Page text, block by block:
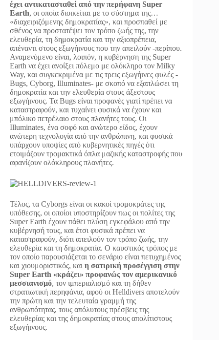
έχει αντικατασταθεί από την περήφανη Super
Earth, οι οποία διοικείται με το σύστημα της…
«διαχειριζόμενης δημοκρατίας», και προσπαθεί με
σθένος να προστατέψει τον τρόπο ζωής της, την
ελευθερία, τη δημοκρατία και την αξιοπρέπεια,
απέναντι στους εξωγήινους που την απειλούν -περίπου.
Αναμενόμενο είναι, λοιπόν, η κυβέρνηση της Super
Earth να έχει ανοίξει πόλεμο με ολόκληρο τον Milky
Way, και συγκεκριμένα με τις τρεις εξωγήινες φυλές -
Bugs, Cyborg, Illuminates- με σκοπό να εξαπλώσει τη
δημοκρατία και την ελευθερία στους άξεστους
εξωγήινους. Τα Bugs είναι προφανές γιατί πρέπει να
καταστραφούν, και τυχαίνει φυσικά να έχουν και
μπόλικο πετρέλαιο στους πλανήτες τους. Οι
Illuminates, ένα σοφό και ανώτερο είδος, έχουν
ανώτερη τεχνολογία από την ανθρώπινη, και φυσικά
υπάρχουν υποψίες από κυβερνητικές πηγές ότι
ετοιμάζουν τρομακτικά όπλα μαζικής καταστροφής που
αφανίζουν ολόκληρους πλανήτες.
Τέλος, τα Cyborgs είναι οι κακοί τρομοκράτες της
υπόθεσης, οι οποίοι υποστηρίζουν πως οι πολίτες της
Super Earth έχουν πάθει πλύση εγκεφάλου από την
κυβέρνησή τους, και έτσι φυσικά πρέπει να
καταστραφούν, διότι απειλούν τον τρόπο ζωής, την
ελευθερία και τη δημοκρατία. Ο καυστικός τρόπος με
τον οποίο παρουσιάζεται το σενάριο είναι πετυχημένος
και χιουμοριστικός, και η σατιρική προσέγγιση στην
Super Earth «κράζει» προφανώς τον αμερικανικό
μεσσιανισμό, τον ιμπεριαλισμό και τη δήθεν
στρατιωτική περηφάνια, αφού οι Helldivers αποτελούν
την πρώτη και την τελευταία γραμμή της
ανθρωπότητας, τους απόλυτους πρέσβεις της
ελευθερίας και της δημοκρατίας στους απολίτιστους
εξωγήινους.